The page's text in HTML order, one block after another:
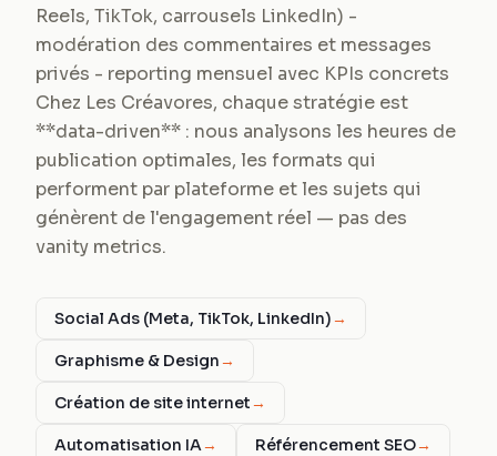
Reels, TikTok, carrousels LinkedIn) -
modération des commentaires et messages
privés - reporting mensuel avec KPIs concrets
Chez Les Créavores, chaque stratégie est
**data-driven** : nous analysons les heures de
publication optimales, les formats qui
performent par plateforme et les sujets qui
génèrent de l'engagement réel — pas des
vanity metrics.
Social Ads (Meta, TikTok, LinkedIn)→
Graphisme & Design→
Création de site internet→
Automatisation IA→ Référencement SEO→